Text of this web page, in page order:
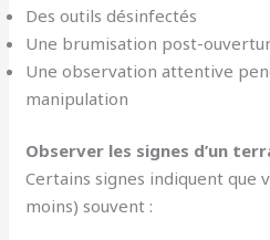
Des outils désinfectés
Une brumisation post-
Une observation attentive
manipulation
Observer les signes d’un
Certains signes indiquent que
moins) souvent :